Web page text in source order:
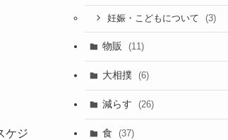
ケジ
妊娠・こどもについて (3)
物販 (11)
大相撲 (6)
減らす (26)
食 (37)